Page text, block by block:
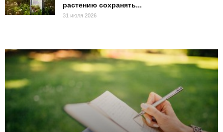
растению сохранять...
31 июля 2026